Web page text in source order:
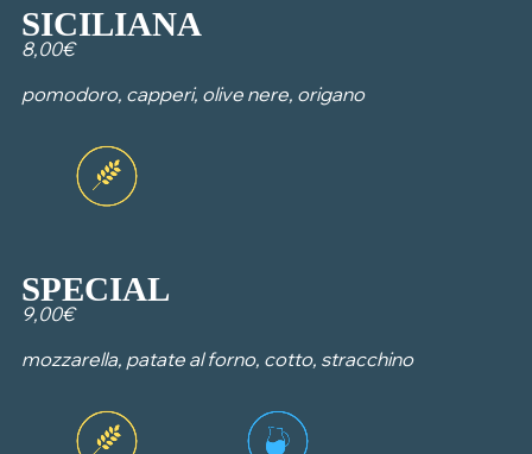
SICILIANA
8,00€
pomodoro, capperi, olive nere, origano
SPECIAL
9,00€
mozzarella, patate al forno, cotto, stracchino